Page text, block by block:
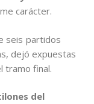
carácter.
seis partidos
dejó expuestas
tramo final.
del